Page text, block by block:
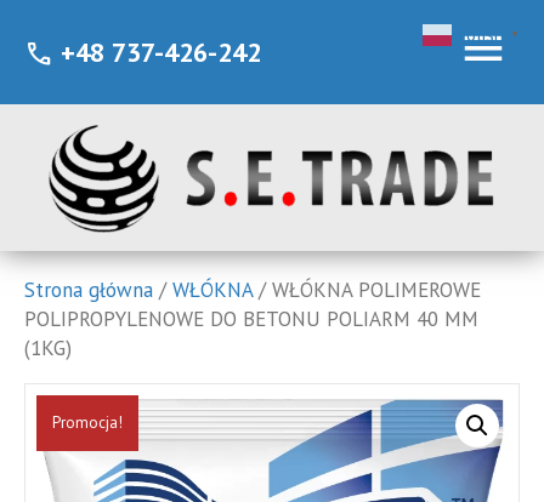
call +48 737-426-242
Strona główna /WŁÓKNA/ WŁÓKNA POLIMEROWE
POLIPROPYLENOWE DO BETONU POLIARM 40 MM
(1KG)
Promocja!
Polish ▼